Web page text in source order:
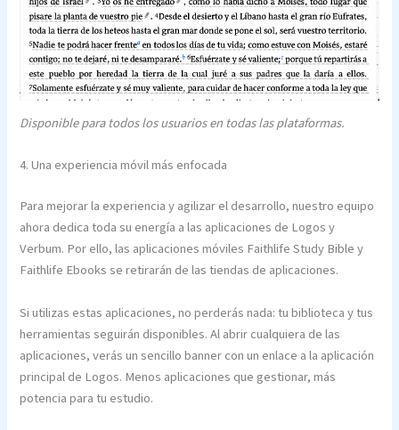
Disponible para todos los usuarios en todas las plataformas.
4. Una experiencia móvil más enfocada
Para mejorar la experiencia y agilizar el desarrollo, nuestro equipo
ahora dedica toda su energía a las aplicaciones de Logos y
Verbum. Por ello, las aplicaciones móviles Faithlife Study Bible y
Faithlife Ebooks se retirarán de las tiendas de aplicaciones.
Si utilizas estas aplicaciones, no perderás nada: tu biblioteca y tus
herramientas seguirán disponibles. Al abrir cualquiera de las
aplicaciones, verás un sencillo banner con un enlace a la aplicación
principal de Logos. Menos aplicaciones que gestionar, más
potencia para tu estudio.